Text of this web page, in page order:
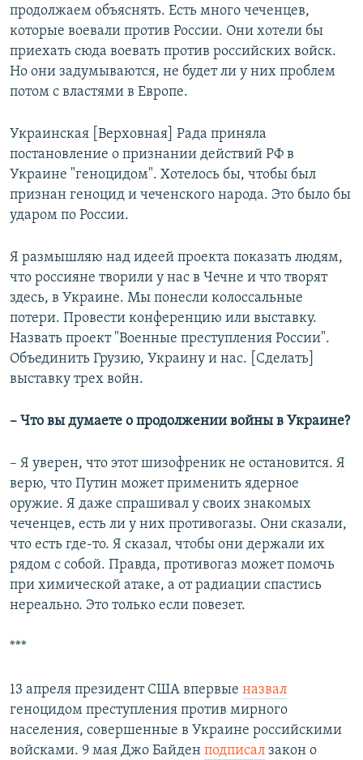
продолжаем объяснять. Есть много чеченцев,
которые воевали против России. Они хотели бы
приехать сюда воевать против российских войск.
Но они задумываются, не будет ли у них проблем
потом с властями в Европе.
Украинская [Верховная] Рада приняла
постановление о признании действий РФ в
Украине "геноцидом". Хотелось бы, чтобы был
признан геноцид и чеченского народа. Это было бы
ударом по России.
Я размышляю над идеей проекта показать людям,
что россияне творили у нас в Чечне и что творят
здесь, в Украине. Мы понесли колоссальные
потери. Провести конференцию или выставку.
Назвать проект "Военные преступления России".
Объединить Грузию, Украину и нас. [Сделать]
выставку трех войн.
– Что вы думаете о продолжении войны в Украине?
– Я уверен, что этот шизофреник не остановится. Я
верю, что Путин может применить ядерное
оружие. Я даже спрашивал у своих знакомых
чеченцев, есть ли у них противогазы. Они сказали,
что есть где-то. Я сказал, чтобы они держали их
рядом с собой. Правда, противогаз может помочь
при химической атаке, а от радиации спастись
нереально. Это только если повезет.
***
13 апреля президент США впервые назвал
геноцидом преступления против мирного
населения, совершенные в Украине российскими
войсками. 9 мая Джо Байден подписал закон о